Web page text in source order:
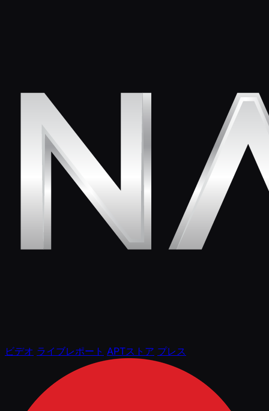
ビデオ ライブレポート APTストア プレス